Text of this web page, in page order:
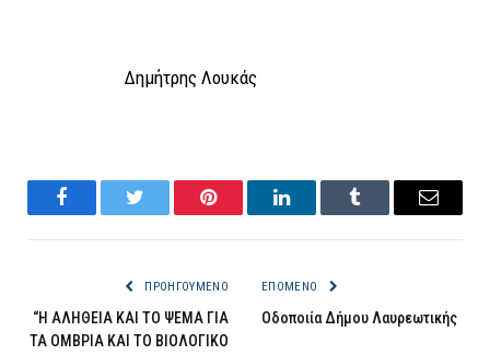
Δημήτρης Λουκάς
FacebookTwitter Pinterest LinkedInTumblr Email
ΠΡΟΗΓΟΎΜΕΝΟ
“Η ΑΛΗΘΕΙΑ ΚΑΙ ΤΟ ΨΕΜΑ ΓΙΑ
ΤΑ ΟΜΒΡΙΑ ΚΑΙ ΤΟ ΒΙΟΛΟΓΙΚΟ
ΕΠΌΜΕΝΟ
Οδοποιία Δήμου Λαυρεωτικής